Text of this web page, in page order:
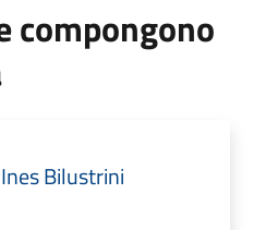
compongono
Bilustrini